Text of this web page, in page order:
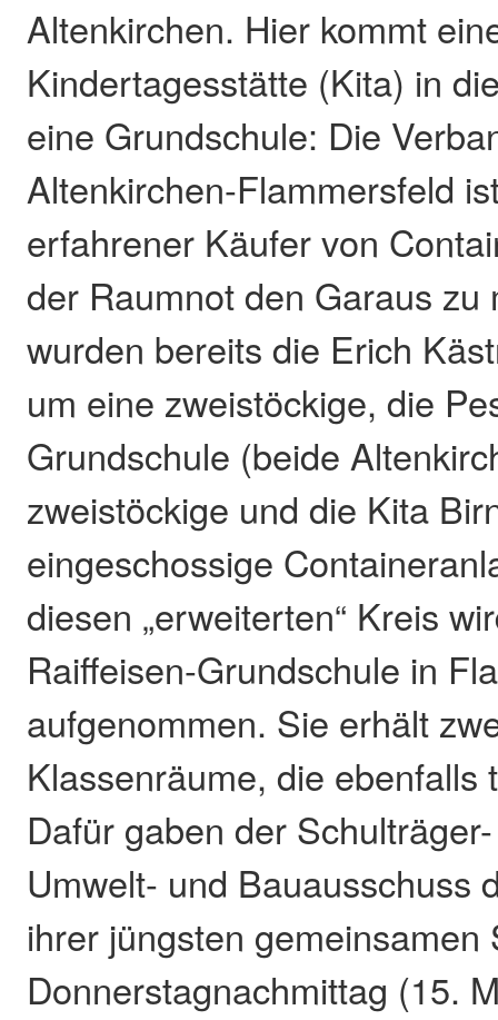
Altenkirchen. Hier kommt
Kindertagesstätte (Kita) in
eine Grundschule: Die
Altenkirchen-Flammersfeld
erfahrener Käufer von
der Raumnot den Garaus zu
wurden bereits die Erich
um eine zweistöckige, die
Grundschule (beide
zweistöckige und die Kita
eingeschossige
diesen „erweiterten“ Kreis
Raiffeisen-Grundschule in
aufgenommen. Sie erhält
Klassenräume, die ebenfalls
Dafür gaben der
Umwelt- und Bauausschuss
ihrer jüngsten
Donnerstagnachmittag (15.